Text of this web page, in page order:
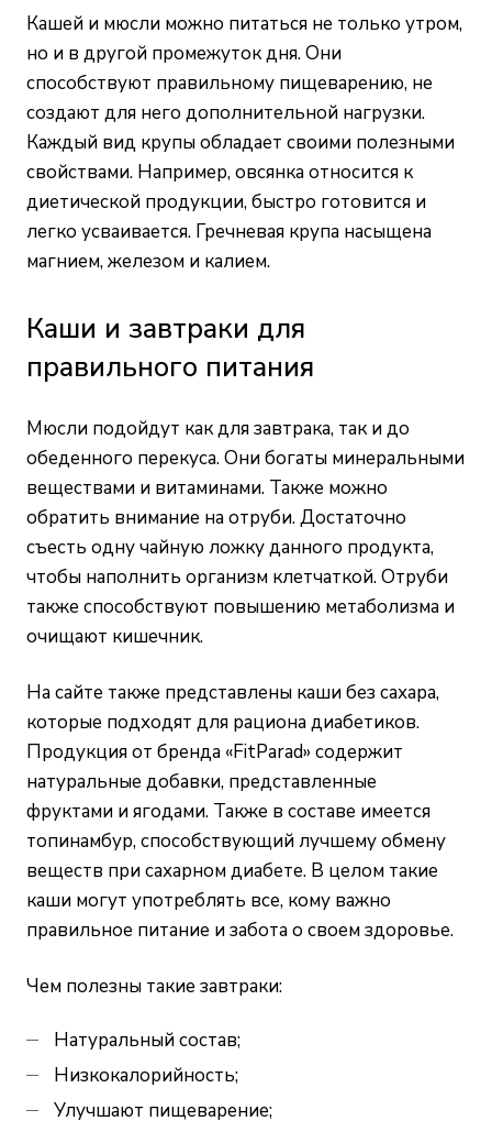
Кашей и мюсли можно питаться не только утром,
но и в другой промежуток дня. Они
способствуют правильному пищеварению, не
создают для него дополнительной нагрузки.
Каждый вид крупы обладает своими полезными
свойствами. Например, овсянка относится к
диетической продукции, быстро готовится и
легко усваивается. Гречневая крупа насыщена
магнием, железом и калием.
Каши и завтраки для
правильного питания
Мюсли подойдут как для завтрака, так и до
обеденного перекуса. Они богаты минеральными
веществами и витаминами. Также можно
обратить внимание на отруби. Достаточно
съесть одну чайную ложку данного продукта,
чтобы наполнить организм клетчаткой. Отруби
также способствуют повышению метаболизма и
очищают кишечник.
На сайте также представлены каши без сахара,
которые подходят для рациона диабетиков.
Продукция от бренда «FitParad» содержит
натуральные добавки, представленные
фруктами и ягодами. Также в составе имеется
топинамбур, способствующий лучшему обмену
веществ при сахарном диабете. В целом такие
каши могут употреблять все, кому важно
правильное питание и забота о своем здоровье.
Чем полезны такие завтраки:
Натуральный состав;
Низкокалорийность;
Улучшают пищеварение;